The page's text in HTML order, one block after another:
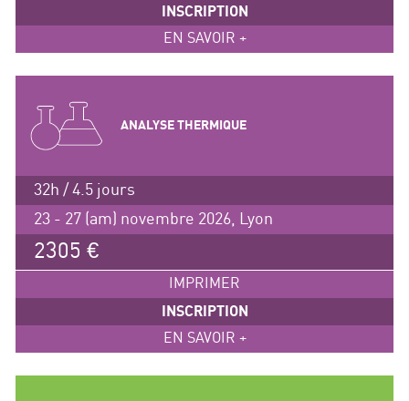
INSCRIPTION
EN SAVOIR +
ANALYSE THERMIQUE
32h / 4.5 jours
23 - 27 (am) novembre 2026, Lyon
2305 €
IMPRIMER
INSCRIPTION
EN SAVOIR +